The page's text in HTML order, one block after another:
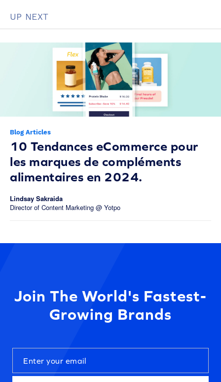
UP NEXT
Blog Articles
10 Tendances eCommerce pour
les marques de compléments
alimentaires en 2024.
Lindsay Sakraida
Director of Content Marketing @ Yotpo
Join The World's Fastest-
Growing Brands